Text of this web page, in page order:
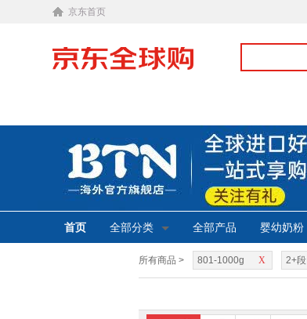
京东首页
首页 全部分类 全部产品 婴幼奶粉
所有商品 > X
801-1000g 2+段